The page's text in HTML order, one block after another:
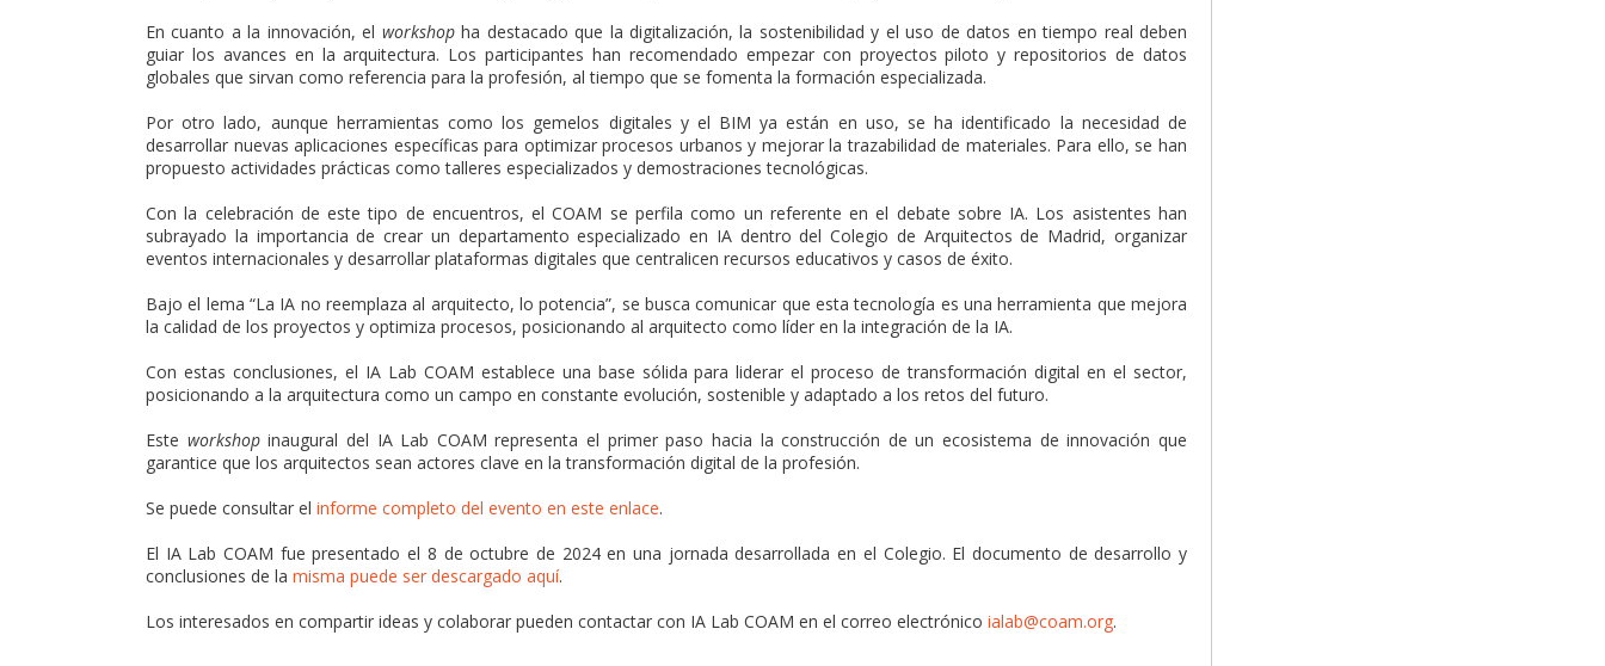
En cuanto a la innovación, el workshopha destacado que la digitalización, la sostenibilidad y el uso de datos en tiempo real deben
guiar los avances en la arquitectura. Los participantes han recomendado empezar con proyectos piloto y repositorios de datos
globales que sirvan como referencia para la profesión, al tiempo que se fomenta la formación especializada.
Por otro lado, aunque herramientas como los gemelos digitales y el BIM ya están en uso, se ha identificado la necesidad de
desarrollar nuevas aplicaciones específicas para optimizar procesos urbanos y mejorar la trazabilidad de materiales. Para ello, se han
propuesto actividades prácticas como talleres especializados y demostraciones tecnológicas.
Con la celebración de este tipo de encuentros, el COAM se perfila como un referente en el debate sobre IA. Los asistentes han
subrayado la importancia de crear un departamento especializado en IA dentro del Colegio de Arquitectos de Madrid, organizar
eventos internacionales y desarrollar plataformas digitales que centralicen recursos educativos y casos de éxito.
Bajo el lema “La IA no reemplaza al arquitecto, lo potencia”, se busca comunicar que esta tecnología es una herramienta que mejora
la calidad de los proyectos y optimiza procesos, posicionando al arquitecto como líder en la integración de la IA.
Con estas conclusiones, el IA Lab COAM establece una base sólida para liderar el proceso de transformación digital en el sector,
posicionando a la arquitectura como un campo en constante evolución, sostenible y adaptado a los retos del futuro.
Este workshopinaugural del IA Lab COAM representa el primer paso hacia la construcción de un ecosistema de innovación que
garantice que los arquitectos sean actores clave en la transformación digital de la profesión.
Se puede consultar el informe completo del evento en este enlace.
El IA Lab COAM fue presentado el 8 de octubre de 2024 en una jornada desarrollada en el Colegio. El documento de desarrollo y
conclusiones de la misma puede ser descargado aquí.
Los interesados en compartir ideas y colaborar pueden contactar con IA Lab COAM en el correo electrónico ialab@coam.org.